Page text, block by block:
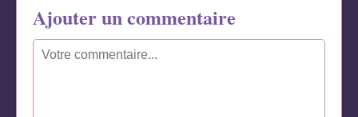
Ajouter un commentaire